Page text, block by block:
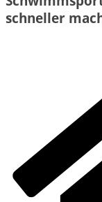
schneller